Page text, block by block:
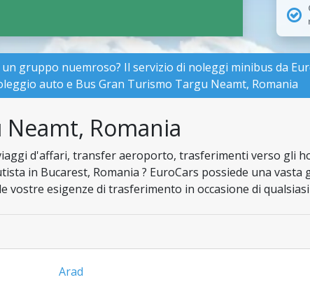
gruppo nuemroso? Il servizio di noleggi minibus da
auto e Bus Gran Turismo Targu Neamt, Romania
Romania
d'affari, transfer aeroporto, trasferimenti verso gli
in Bucarest, Romania ? EuroCars possiede una
vostre esigenze di trasferimento in occasione di
Arad